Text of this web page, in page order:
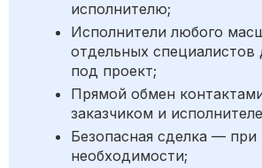
исполнителю;
Исполнители любого
отдельных специалистов
под проект;
Прямой обмен
заказчиком и
Безопасная сделка — при
необходимости;